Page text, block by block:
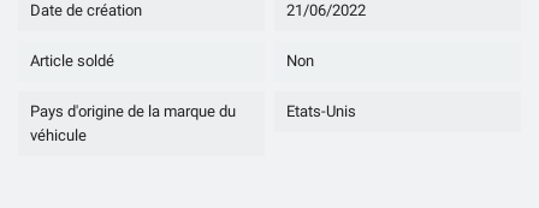
Date de création 21/06/2022
Article soldé Non
Pays d'origine de la marque du
véhicule
Etats-Unis